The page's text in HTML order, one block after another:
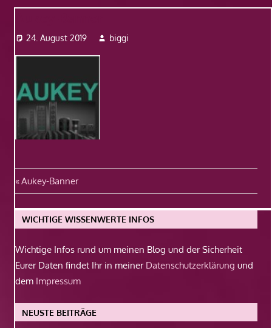
Website
24. August 2019 biggi
Beitragsnavigation
Vorheriger
Beitrag:
Aukey-Banner
WICHTIGE WISSENWERTE INFOS
Wichtige Infos rund um meinen Blog und der Sicherheit
Eurer Daten findet Ihr in meiner Datenschutzerklärung und
dem Impressum
NEUSTE BEITRÄGE